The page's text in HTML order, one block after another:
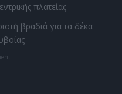
πλατείας
βραδιά για τα δέκα
-